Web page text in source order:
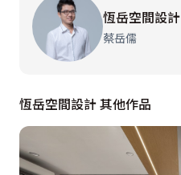
發出一絲復古氣息。恆岳空間設計
蔡岳儒
恆岳空間設計 其他作品